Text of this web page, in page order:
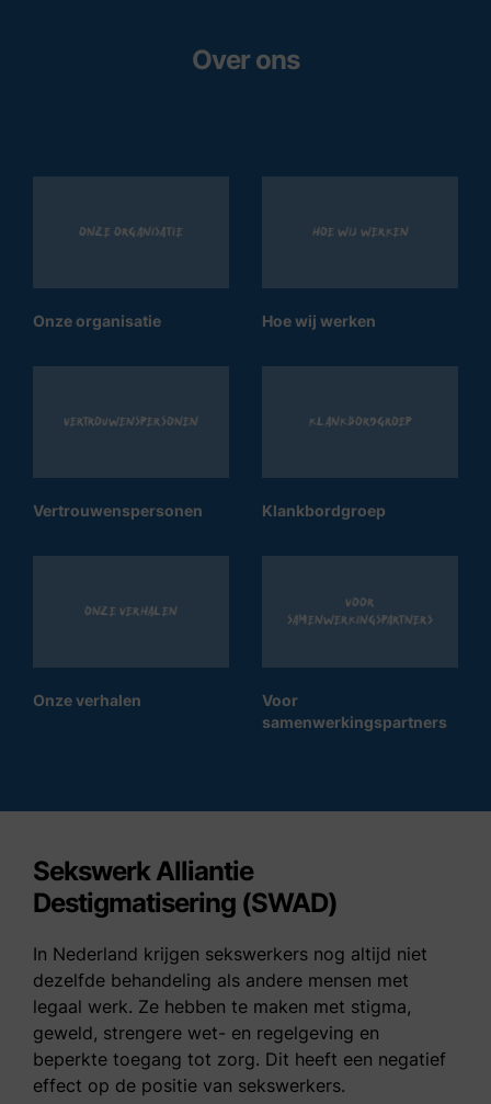
Over ons
Onze organisatie
Onze organisatie
Hoe wij werken
Hoe wij werken
Vertrouwenspersonen
Vertrouwenspersonen
Klankbordgroep
Klankbordgroep
Onze verhalen
Onze verhalen
Voor
samenwerkingspartners
Voor
samenwerkingspartners
Sekswerk Alliantie
Destigmatisering (SWAD)
In Nederland krijgen sekswerkers nog altijd niet
dezelfde behandeling als andere mensen met
legaal werk. Ze hebben te maken met stigma,
geweld, strengere wet- en regelgeving en
beperkte toegang tot zorg. Dit heeft een negatief
effect op de positie van sekswerkers.